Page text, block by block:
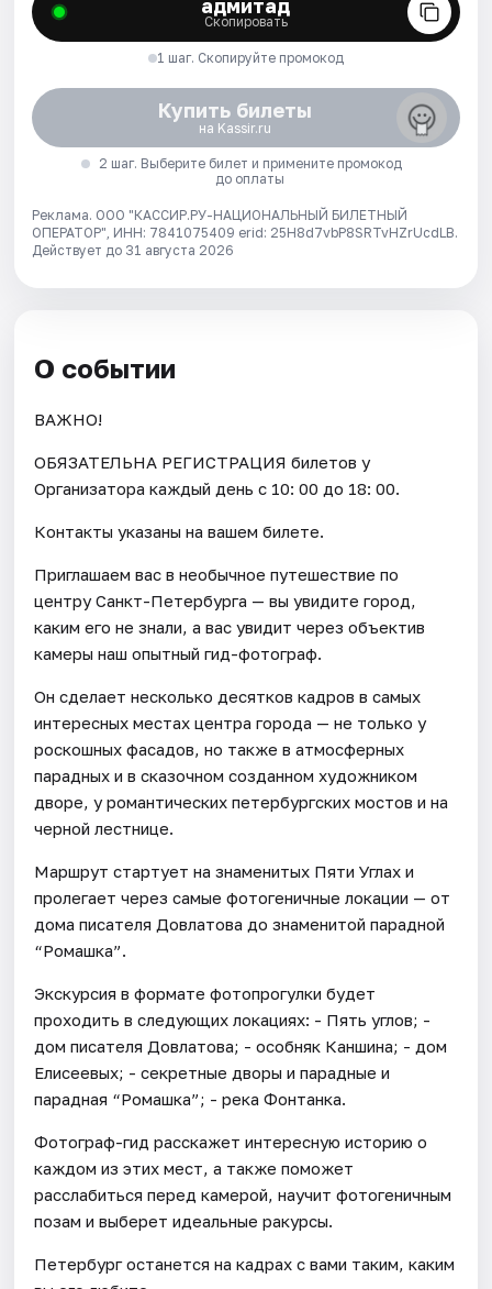
адмитад
Скопировать
1 шаг. Скопируйте промокод
Купить билеты
на Kassir.ru
2 шаг. Выберите билет и примените промокод
до оплаты
Реклама. ООО "КАССИР.РУ-НАЦИОНАЛЬНЫЙ БИЛЕТНЫЙ
ОПЕРАТОР", ИНН: 7841075409 erid: 25H8d7vbP8SRTvHZrUcdLB.
Действует до 31 августа 2026
О событии
ВАЖНО!
ОБЯЗАТЕЛЬНА РЕГИСТРАЦИЯ билетов у
Организатора каждый день c 10: 00 до 18: 00.
Контакты указаны на вашем билете.
Приглашаем вас в необычное путешествие по
центру Санкт-Петербурга — вы увидите город,
каким его не знали, а вас увидит через объектив
камеры наш опытный гид-фотограф.
Он сделает несколько десятков кадров в самых
интересных местах центра города — не только у
роскошных фасадов, но также в атмосферных
парадных и в сказочном созданном художником
дворе, у романтических петербургских мостов и на
черной лестнице.
Маршрут стартует на знаменитых Пяти Углах и
пролегает через самые фотогеничные локации — от
дома писателя Довлатова до знаменитой парадной
“Ромашка”.
Экскурсия в формате фотопрогулки будет
проходить в следующих локациях: - Пять углов; -
дом писателя Довлатова; - особняк Каншина; - дом
Елисеевых; - секретные дворы и парадные и
парадная “Ромашка”; - река Фонтанка.
Фотограф-гид расскажет интересную историю о
каждом из этих мест, а также поможет
расслабиться перед камерой, научит фотогеничным
позам и выберет идеальные ракурсы.
Петербург останется на кадрах с вами таким, каким